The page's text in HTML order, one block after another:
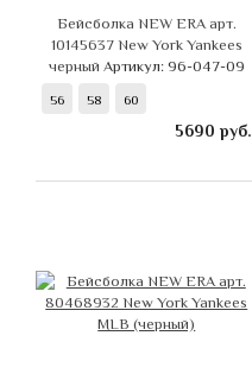
Бейсболка NEW ERA арт.
10145637 New York Yankees
черный Артикул: 96-047-09
56 58 60
5690 руб.